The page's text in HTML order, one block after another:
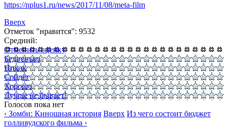
https://nplus1.ru/news/2017/11/08/meta-film
Вверх
Отметок "нравится": 9532
Средний:
Отменить оценку
Бедненько
Никак
Сойдёт
Хорошо
Лучше не бывает!
Голосов пока нет
‹ Зомби: Киношная история Вверх Из чего состоит бюджет
голливудского фильма ›